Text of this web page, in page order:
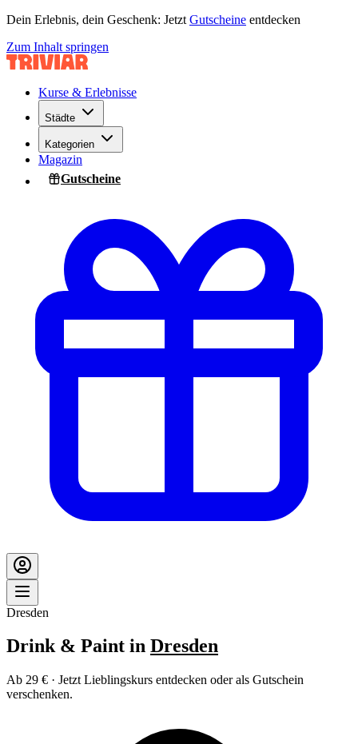
Dein Erlebnis, dein Geschenk: Jetzt Gutscheine entdecken
Zum Inhalt springen
Kurse & Erlebnisse
Städte
Kategorien
Magazin
Gutscheine
Dresden
Drink & Paint in Dresden
Ab 29 € · Jetzt Lieblingskurs entdecken oder als Gutschein
verschenken.